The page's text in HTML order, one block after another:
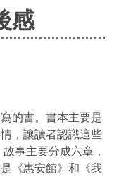
感
的書。書本主要是
，讓讀者認識這些
事主要分成六章，
《惠安館》和《我